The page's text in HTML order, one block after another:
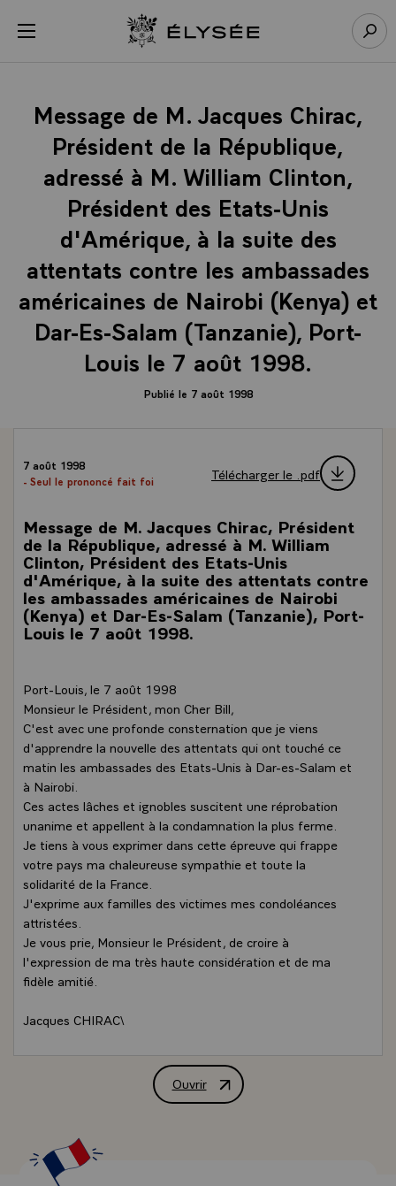
menu Retour à l’accueil Élysée
Message de M. Jacques Chirac,
Président de la République,
adressé à M. William Clinton,
Président des Etats-Unis
d'Amérique, à la suite des
attentats contre les ambassades
américaines de Nairobi (Kenya) et
Dar-Es-Salam (Tanzanie), Port-
Louis le 7 août 1998.
Publié le 7 août 1998
7 août 1998
- Seul le prononcé fait foi
Télécharger le .pdf
Message de M. Jacques Chirac, Président
de la République, adressé à M. William
Clinton, Président des Etats-Unis
d'Amérique, à la suite des attentats contre
les ambassades américaines de Nairobi
(Kenya) et Dar-Es-Salam (Tanzanie), Port-
Louis le 7 août 1998.
Port-Louis, le 7 août 1998
Monsieur le Président, mon Cher Bill,
C'est avec une profonde consternation que je viens
d'apprendre la nouvelle des attentats qui ont touché ce
matin les ambassades des Etats-Unis à Dar-es-Salam et
à Nairobi.
Ces actes lâches et ignobles suscitent une réprobation
unanime et appellent à la condamnation la plus ferme.
Je tiens à vous exprimer dans cette épreuve qui frappe
votre pays ma chaleureuse sympathie et toute la
solidarité de la France.
J'exprime aux familles des victimes mes condoléances
attristées.
Je vous prie, Monsieur le Président, de croire à
l'expression de ma très haute considération et de ma
fidèle amitié.
Jacques CHIRAC\
Ouvrir
Message de M. Jacques Chirac,
Panneau de gestion des cookies